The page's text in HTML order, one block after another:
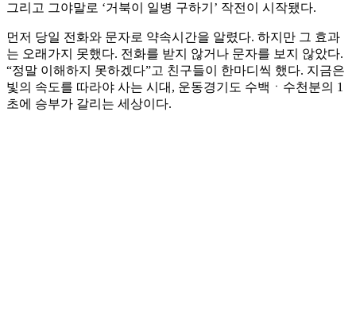
그리고 그야말로 ‘거북이 일병 구하기’ 작전이 시작됐다.
먼저 당일 전화와 문자로 약속시간을 알렸다. 하지만 그 효과
는 오래가지 못했다. 전화를 받지 않거나 문자를 보지 않았다.
“정말 이해하지 못하겠다”고 친구들이 한마디씩 했다. 지금은
빛의 속도를 따라야 사는 시대, 운동경기도 수백ㆍ수천분의 1
초에 승부가 갈리는 세상이다.